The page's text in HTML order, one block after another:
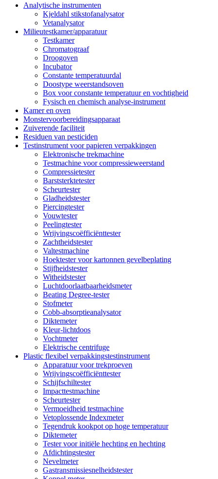
Analytische instrumenten
Kjeldahl stikstofanalysator
Vetanalysator
Milieutestkamer/apparatuur
Testkamer
Chromatograaf
Droogoven
Incubator
Constante temperatuurdal
Doostype weerstandsoven
Box voor constante temperatuur en vochtigheid
Fysisch en chemisch analyse-instrument
Kamer en oven
Monstervoorbereidingsapparaat
Zuiverende faciliteit
Residuen van pesticiden
Testinstrument voor papieren verpakkingen
Elektronische trekmachine
Testmachine voor compressieweerstand
Compressietester
Barststerktetester
Scheurtester
Gladheidstester
Piercingtester
Vouwtester
Peelingtester
Wrijvingscoëfficiënttester
Zachtheidstester
Valtestmachine
Hoektester voor kartonnen gevelbeplating
Stijfheidstester
Witheidstester
Luchtdoorlaatbaarheidsmeter
Beating Degree-tester
Stofmeter
Cobb-absorptieanalysator
Diktemeter
Kleur-lichtdoos
Vochtmeter
Elektrische centrifuge
Plastic flexibel verpakkingstestinstrument
Apparatuur voor trekproeven
Wrijvingscoëfficiënttester
Schijfschiltester
Impacttestmachine
Scheurtester
Vermoeidheid testmachine
Vetoplossende Indexmeter
Tegendruk kookpot op hoge temperatuur
Diktemeter
Tester voor initiële hechting en hechting
Afdichtingstester
Nevelmeter
Gastransmissiesnelheidstester